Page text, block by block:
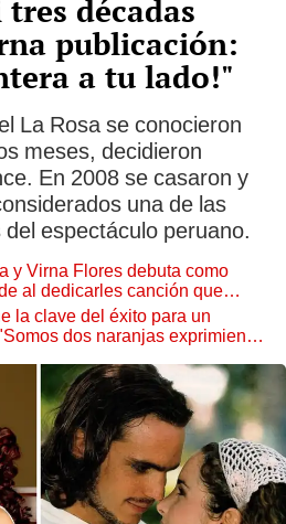
décadas
publicación:
a tu lado!"
La Rosa se conocieron
meses, decidieron
En 2008 se casaron y
una de las
espectáculo peruano.
y Virna Flores debuta como
al dedicarles canción que
la clave del éxito para un
dos naranjas exprimiendo